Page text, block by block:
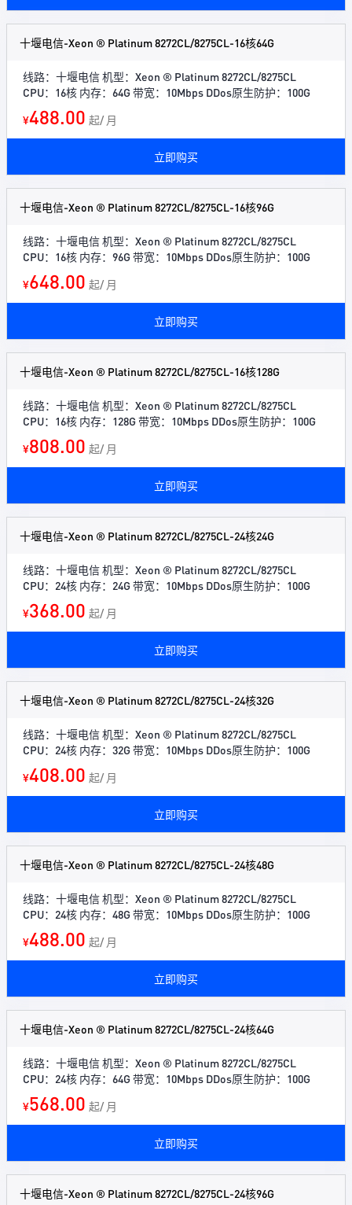
十堰电信-Xeon ® Platinum 8272CL/8275CL-16核64G
线路：十堰电信 机型：Xeon ® Platinum 8272CL/8275CL
CPU：16核 内存：64G 带宽：10Mbps DDos原生防护：100G
¥488.00 起/ 月
立即购买
十堰电信-Xeon ® Platinum 8272CL/8275CL-16核96G
线路：十堰电信 机型：Xeon ® Platinum 8272CL/8275CL
CPU：16核 内存：96G 带宽：10Mbps DDos原生防护：100G
¥648.00 起/ 月
立即购买
十堰电信-Xeon ® Platinum 8272CL/8275CL-16核128G
线路：十堰电信 机型：Xeon ® Platinum 8272CL/8275CL
CPU：16核 内存：128G 带宽：10Mbps DDos原生防护：100G
¥808.00 起/ 月
立即购买
十堰电信-Xeon ® Platinum 8272CL/8275CL-24核24G
线路：十堰电信 机型：Xeon ® Platinum 8272CL/8275CL
CPU：24核 内存：24G 带宽：10Mbps DDos原生防护：100G
¥368.00 起/ 月
立即购买
十堰电信-Xeon ® Platinum 8272CL/8275CL-24核32G
线路：十堰电信 机型：Xeon ® Platinum 8272CL/8275CL
CPU：24核 内存：32G 带宽：10Mbps DDos原生防护：100G
¥408.00 起/ 月
立即购买
十堰电信-Xeon ® Platinum 8272CL/8275CL-24核48G
线路：十堰电信 机型：Xeon ® Platinum 8272CL/8275CL
CPU：24核 内存：48G 带宽：10Mbps DDos原生防护：100G
¥488.00 起/ 月
立即购买
十堰电信-Xeon ® Platinum 8272CL/8275CL-24核64G
线路：十堰电信 机型：Xeon ® Platinum 8272CL/8275CL
CPU：24核 内存：64G 带宽：10Mbps DDos原生防护：100G
¥568.00 起/ 月
立即购买
十堰电信-Xeon ® Platinum 8272CL/8275CL-24核96G